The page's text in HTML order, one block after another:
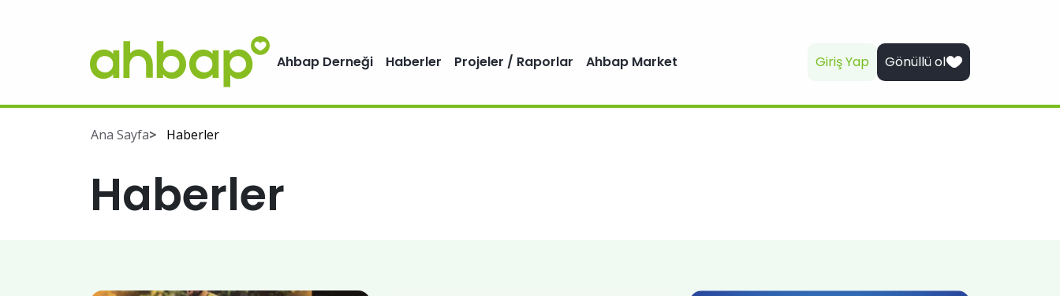
Ahbap Derneği Haberler Projeler / Raporlar Ahbap Market Giriş Yap Gönüllü ol
Ana Sayfa Haberler
Haberler